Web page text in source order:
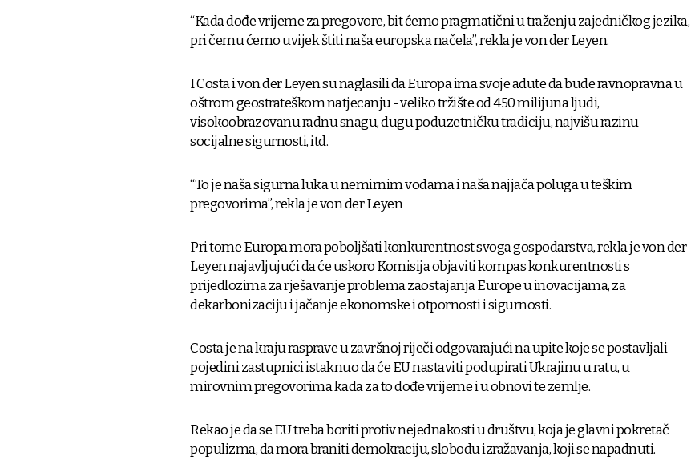
“Kada dođe vrijeme za pregovore, bit ćemo pragmatični u traženju zajedničkog jezika,
pri čemu ćemo uvijek štiti naša europska načela”, rekla je von der Leyen.
I Costa i von der Leyen su naglasili da Europa ima svoje adute da bude ravnopravna u
oštrom geostrateškom natjecanju - veliko tržište od 450 milijuna ljudi,
visokoobrazovanu radnu snagu, dugu poduzetničku tradiciju, najvišu razinu
socijalne sigurnosti, itd.
“To je naša sigurna luka u nemirnim vodama i naša najjača poluga u teškim
pregovorima”, rekla je von der Leyen
Pri tome Europa mora poboljšati konkurentnost svoga gospodarstva, rekla je von der
Leyen najavljujući da će uskoro Komisija objaviti kompas konkurentnosti s
prijedlozima za rješavanje problema zaostajanja Europe u inovacijama, za
dekarbonizaciju i jačanje ekonomske i otpornosti i sigurnosti.
Costa je na kraju rasprave u završnoj riječi odgovarajući na upite koje se postavljali
pojedini zastupnici istaknuo da će EU nastaviti podupirati Ukrajinu u ratu, u
mirovnim pregovorima kada za to dođe vrijeme i u obnovi te zemlje.
Rekao je da se EU treba boriti protiv nejednakosti u društvu, koja je glavni pokretač
populizma, da mora braniti demokraciju, slobodu izražavanja, koji se napadnuti.